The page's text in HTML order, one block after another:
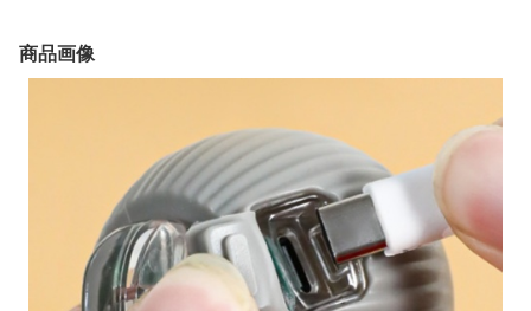
商品画像